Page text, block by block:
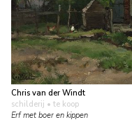
Chris van der Windt
schilderij • te koop
Erf met boer en kippen